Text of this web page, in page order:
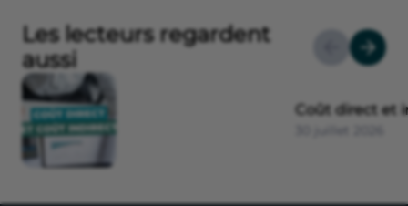
Les lecteurs regardent
aussi
Coût direct et